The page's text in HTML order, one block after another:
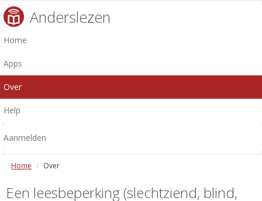
Anderslezen
Home
Apps
Over
Help
Aanmelden
Home Over
Een leesbeperking (slechtziend, blind,